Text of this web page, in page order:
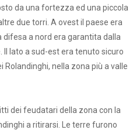
da una fortezza ed una piccola
due torri. A ovest il paese era
a nord era garantita dalla
lato a sud-est era tenuto sicuro
Rolandinghi, nella zona più a valle
dei feudatari della zona con la
a ritirarsi. Le terre furono